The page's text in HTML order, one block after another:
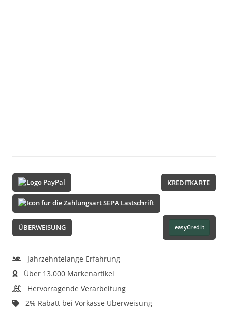
KREDITKARTE
ÜBERWEISUNG easyCredit
Jahrzehntelange Erfahrung
Über 13.000 Markenartikel
Hervorragende Verarbeitung
2% Rabatt bei Vorkasse Überweisung